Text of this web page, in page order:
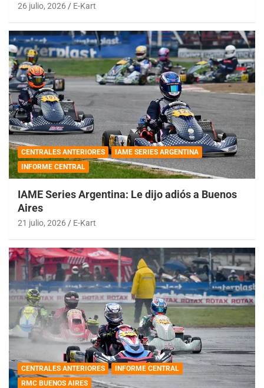
26 julio, 2026 E-Kart
CENTRALES ANTERIORES
IAME SERIES ARGENTINA
INFORME CENTRAL
IAME Series Argentina: Le dijo adiós a Buenos
Aires
21 julio, 2026 E-Kart
CENTRALES ANTERIORES
INFORME CENTRAL
RMC BUENOS AIRES